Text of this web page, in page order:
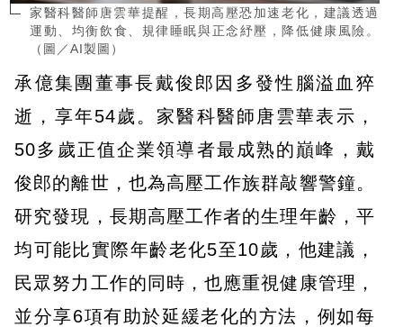
家醫科醫師唐雲華提醒，長期高壓恐加速老化，建議透過
運動、均衡飲食、規律睡眠與正念紓壓，降低健康風險。
（圖／AI製圖）
承億集團董事長戴俊郎因多發性腦溢血猝
逝，享年54歲。家醫科醫師唐雲華表示，
50多歲正值企業領導者最成熟的巔峰，戴
俊郎的離世，也為高壓工作族群敲響警鐘。
研究發現，長期高壓工作者的生理年齡，平
均可能比實際年齡老化5至10歲，他建議，
民眾努力工作的同時，也應重視健康管理，
並分享6項有助於延緩老化的方法，例如每